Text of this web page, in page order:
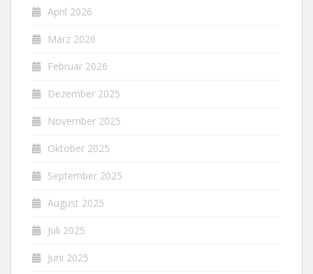
April 2026
März 2026
Februar 2026
Dezember 2025
November 2025
Oktober 2025
September 2025
August 2025
Juli 2025
Juni 2025